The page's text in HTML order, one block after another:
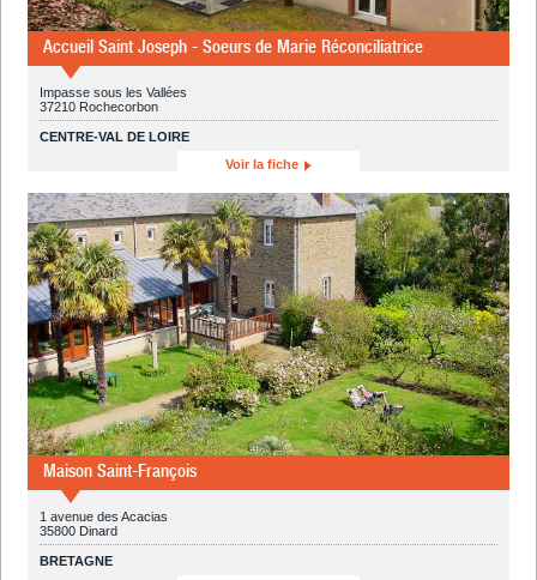
Accueil Saint Joseph - Soeurs de Marie Réconciliatrice
Impasse sous les Vallées
37210 Rochecorbon
CENTRE-VAL DE LOIRE
Voir la fiche
Maison Saint-François
1 avenue des Acacias
35800 Dinard
BRETAGNE